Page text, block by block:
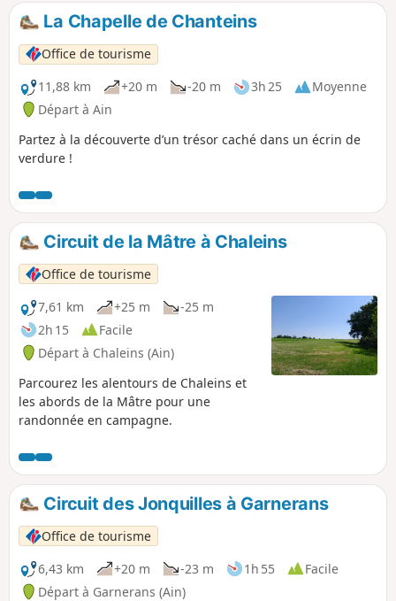
La Chapelle de Chanteins
Office de tourisme
11,88 km
+20 m -20 m 3h 25
Moyenne
Départ à Ain
Partez à la découverte d’un trésor caché dans un écrin de
verdure !
Circuit de la Mâtre à Chaleins
Office de tourisme
7,61 km
+25 m
-25 m
2h 15
Facile
Départ à Chaleins (Ain)
Parcourez les alentours de Chaleins et
les abords de la Mâtre pour une
randonnée en campagne.
Circuit des Jonquilles à Garnerans
Office de tourisme
6,43 km
+20 m -23 m 1h 55
Facile
Départ à Garnerans (Ain)